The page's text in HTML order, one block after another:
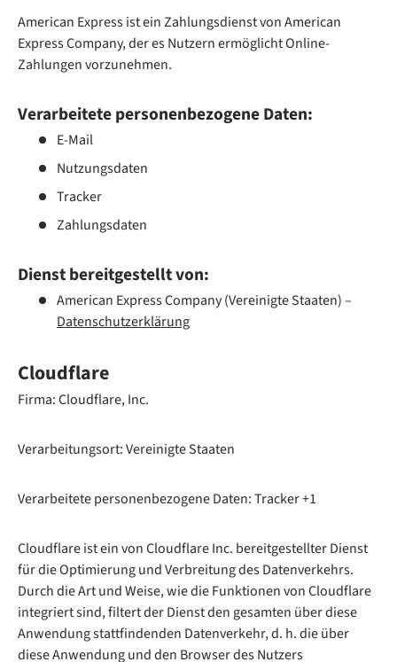
American Express ist ein Zahlungsdienst von American
Express Company, der es Nutzern ermöglicht Online-
Zahlungen vorzunehmen.
Verarbeitete personenbezogene Daten:
E-Mail
Nutzungsdaten
Tracker
Zahlungsdaten
Dienst bereitgestellt von:
American Express Company (Vereinigte Staaten) –
Datenschutzerklärung
Cloudflare
Firma: Cloudflare, Inc.
Verarbeitungsort: Vereinigte Staaten
Verarbeitete personenbezogene Daten: Tracker +1
Cloudflare ist ein von Cloudflare Inc. bereitgestellter Dienst
für die Optimierung und Verbreitung des Datenverkehrs.
Durch die Art und Weise, wie die Funktionen von Cloudflare
integriert sind, filtert der Dienst den gesamten über diese
Anwendung stattfindenden Datenverkehr, d. h. die über
diese Anwendung und den Browser des Nutzers